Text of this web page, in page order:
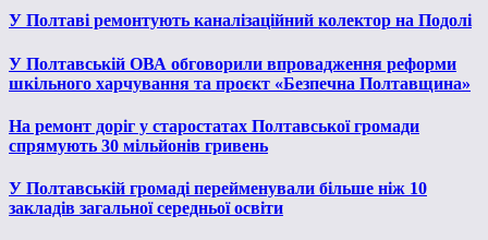
У Полтаві ремонтують каналізаційний колектор на Подолі
У Полтавській ОВА обговорили впровадження реформи
шкільного харчування та проєкт «Безпечна Полтавщина»
На ремонт доріг у старостатах Полтавської громади
спрямують 30 мільйонів гривень
У Полтавській громаді перейменували більше ніж 10
закладів загальної середньої освіти